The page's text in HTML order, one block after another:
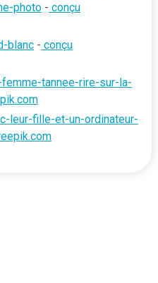
photo- conçu
blanc- conçu
tannee-rire-sur-la-
leur-fille-et-un-ordinateur-